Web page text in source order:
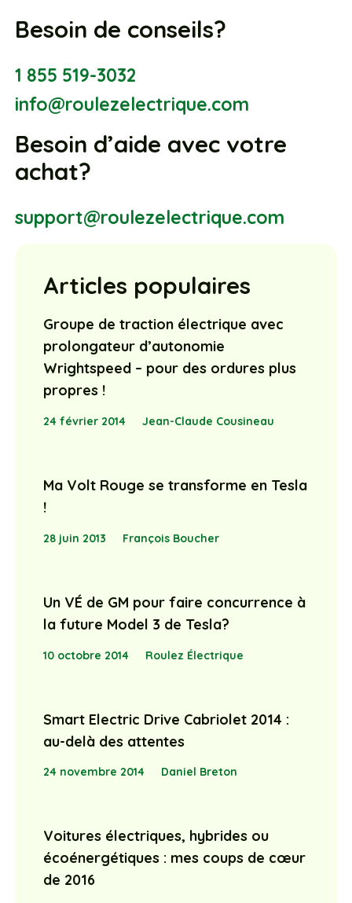
Besoin de conseils?
1 855 519-3032
info@roulezelectrique.com
Besoin d’aide avec votre
achat?
support@roulezelectrique.com
Articles populaires
Groupe de traction électrique avec
prolongateur d’autonomie
Wrightspeed – pour des ordures plus
propres !
24 février 2014 Jean-Claude Cousineau
Ma Volt Rouge se transforme en Tesla
!
28 juin 2013 François Boucher
Un VÉ de GM pour faire concurrence à
la future Model 3 de Tesla?
10 octobre 2014 Roulez Électrique
Smart Electric Drive Cabriolet 2014 :
au-delà des attentes
24 novembre 2014 Daniel Breton
Voitures électriques, hybrides ou
écoénergétiques : mes coups de cœur
de 2016